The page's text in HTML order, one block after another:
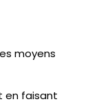
moyens
en faisant